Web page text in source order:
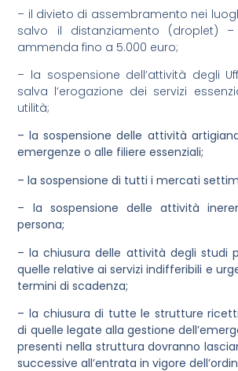
– il divieto di assembramento nei
salvo il distanziamento (droplet)
ammenda fino a 5.000 euro;
– la sospensione dell’attività degli
salva l’erogazione dei servizi
utilità;
– la sospensione delle attività
emergenze o alle filiere essenziali;
– la sospensione di tutti i mercati
– la sospensione delle attività
persona;
– la chiusura delle attività degli studi
quelle relative ai servizi indifferibili e
termini di scadenza;
– la chiusura di tutte le strutture
di quelle legate alla gestione
presenti nella struttura dovranno
successive all’entrata in vigore